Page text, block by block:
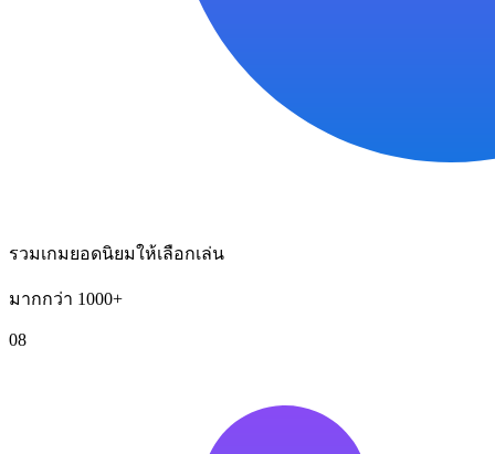
รวมเกมยอดนิยมให้เลือกเล่น
มากกว่า 1000+
08